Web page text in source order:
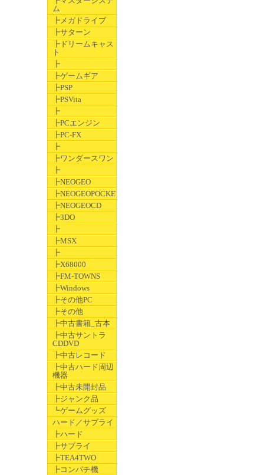
ム
┣メガドライブ
┣サターン
┣ドリームキャス
ト
┣
┣ゲームギア
┣PSP
┣PSVita
┣
┣PCエンジン
┣PC-FX
┣
┣ワンダースワン
┣
┣NEOGEO
┣NEOGEOPOCKET
┣NEOGEOCD
┣3DO
┣
┣MSX
┣
┣X68000
┣FM-TOWNS
┣Windows
┣その他PC
┣その他
┣中古書籍_古本
┣中古サントラ
CDDVD
┣中古レコード
┣中古ハード周辺
機器
┣中古未開封品
┣ジャンク品
┗ゲームグッズ
ハード／サプライ
┣ハード
┣サプライ
┣TEA4TWO
┣コンパチ機